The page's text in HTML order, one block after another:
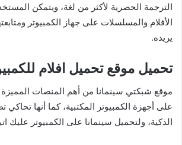
الترجمة الحصرية لأكثر من لغة، ويتمكن
الأفلام والمسلسلات على جهاز الكمبيوتر
يريده.
تحميل موقع تحميل افلام
موقع شبكتي سينمانا من أهم المنصات المميزة
على أجهزة الكمبيوتر المكتبية، كما أنها تحاكي
الذكية، ولتحميل سينمانا على الكمبيوتر عليك